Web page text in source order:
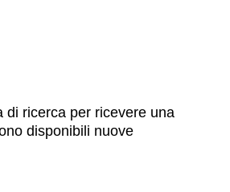
di ricerca per ricevere una
disponibili nuove